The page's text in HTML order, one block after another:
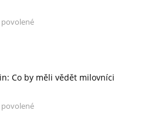
Co by měli vědět milovníci